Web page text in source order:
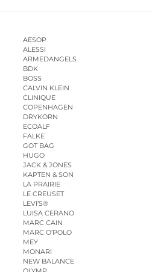
AESOP
ALESSI
ARMEDANGELS
BDK
BOSS
CALVIN KLEIN
CLINIQUE
COPENHAGEN
DRYKORN
ECOALF
FALKE
GOT BAG
HUGO
JACK & JONES
KAPTEN & SON
LA PRAIRIE
LE CREUSET
LEVI’S®
LUISA CERANO
MARC CAIN
MARC O’POLO
MEY
MONARI
NEW BALANCE